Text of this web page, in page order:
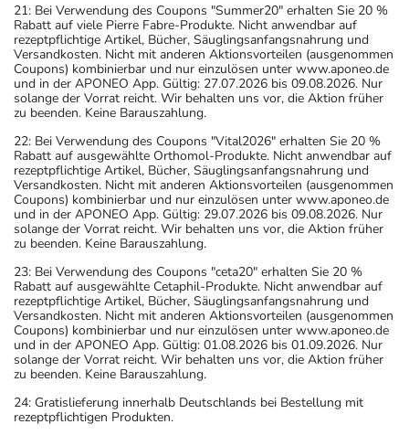
21: Bei Verwendung des Coupons "Summer20" erhalten Sie 20 %
Rabatt auf viele Pierre Fabre-Produkte. Nicht anwendbar auf
rezeptpflichtige Artikel, Bücher, Säuglingsanfangsnahrung und
Versandkosten. Nicht mit anderen Aktionsvorteilen (ausgenommen
Coupons) kombinierbar und nur einzulösen unter www.aponeo.de
und in der APONEO App. Gültig: 27.07.2026 bis 09.08.2026. Nur
solange der Vorrat reicht. Wir behalten uns vor, die Aktion früher
zu beenden. Keine Barauszahlung.
22: Bei Verwendung des Coupons "Vital2026" erhalten Sie 20 %
Rabatt auf ausgewählte Orthomol-Produkte. Nicht anwendbar auf
rezeptpflichtige Artikel, Bücher, Säuglingsanfangsnahrung und
Versandkosten. Nicht mit anderen Aktionsvorteilen (ausgenommen
Coupons) kombinierbar und nur einzulösen unter www.aponeo.de
und in der APONEO App. Gültig: 29.07.2026 bis 09.08.2026. Nur
solange der Vorrat reicht. Wir behalten uns vor, die Aktion früher
zu beenden. Keine Barauszahlung.
23: Bei Verwendung des Coupons "ceta20" erhalten Sie 20 %
Rabatt auf ausgewählte Cetaphil-Produkte. Nicht anwendbar auf
rezeptpflichtige Artikel, Bücher, Säuglingsanfangsnahrung und
Versandkosten. Nicht mit anderen Aktionsvorteilen (ausgenommen
Coupons) kombinierbar und nur einzulösen unter www.aponeo.de
und in der APONEO App. Gültig: 01.08.2026 bis 01.09.2026. Nur
solange der Vorrat reicht. Wir behalten uns vor, die Aktion früher
zu beenden. Keine Barauszahlung.
24: Gratislieferung innerhalb Deutschlands bei Bestellung mit
rezeptpflichtigen Produkten.